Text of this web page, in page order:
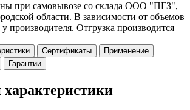
при самовывозе со склада ООО "ПГЗ",
области. В зависимости от объемов
производителя. Отгрузка производится
Сертификаты
Применение
Гарантии